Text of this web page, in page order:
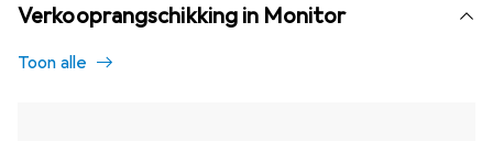
Verkooprangschikking in Monitor
Toon alle